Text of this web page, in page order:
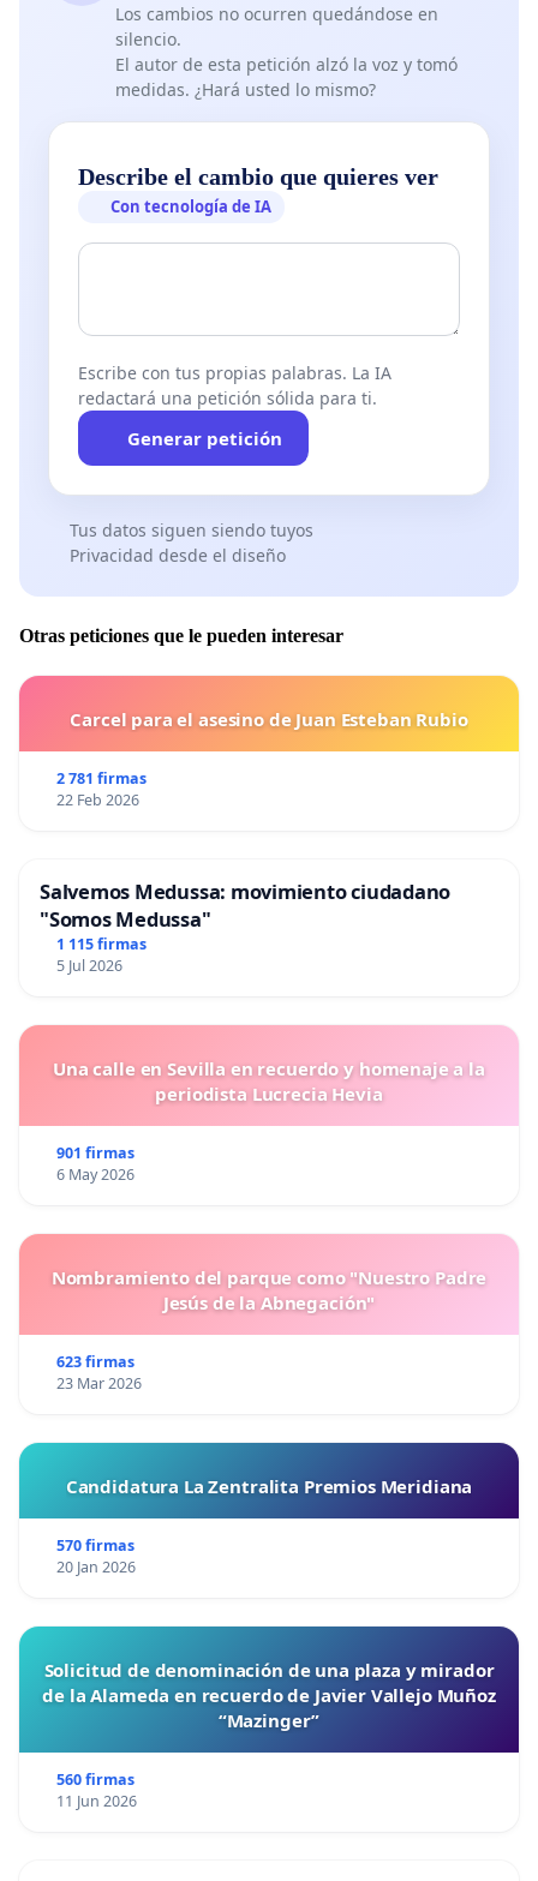
Los cambios no ocurren quedándose en
silencio.
El autor de esta petición alzó la voz y tomó
medidas. ¿Hará usted lo mismo?
Describe el cambio que quieres ver
Con tecnología de IA
Escribe con tus propias palabras. La IA
redactará una petición sólida para ti.
Generar petición
Tus datos siguen siendo tuyos
Privacidad desde el diseño
Otras peticiones que le pueden interesar
Carcel para el asesino de Juan Esteban Rubio
2 781 firmas
22 Feb 2026
Salvemos Medussa: movimiento ciudadano
"Somos Medussa"
1 115 firmas
5 Jul 2026
Una calle en Sevilla en recuerdo y homenaje a la
periodista Lucrecia Hevia
901 firmas
6 May 2026
Nombramiento del parque como "Nuestro Padre
Jesús de la Abnegación"
623 firmas
23 Mar 2026
Candidatura La Zentralita Premios Meridiana
570 firmas
20 Jan 2026
Solicitud de denominación de una plaza y mirador
de la Alameda en recuerdo de Javier Vallejo Muñoz
“Mazinger”
560 firmas
11 Jun 2026